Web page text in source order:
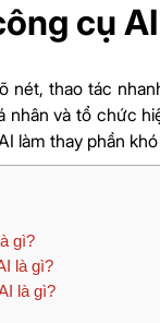
cụ
nét, thao tác
nhân và tổ chức
làm thay phần
gì?
là gì?
là gì?